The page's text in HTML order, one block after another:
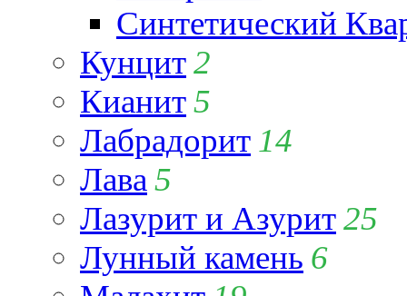
Синтетический
Кунцит2
Кианит5
Лабрадорит 14
Лава 5
Лазурит и Азурит25
Лунный камень 6